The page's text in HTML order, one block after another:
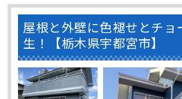
屋根と外壁に色褪せとチョ
生！【栃木県宇都宮市】